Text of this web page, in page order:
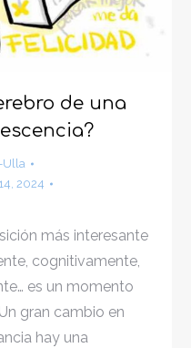
de una
Ulla
2024
más interesante
cognitivamente,
es un momento
gran cambio en
hay una